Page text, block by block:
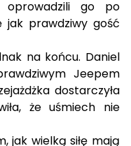
oprowadzili go po
jak prawdziwy gość
na końcu. Daniel
Jeepem
dostarczyła
że uśmiech nie
jak wielką siłę mają